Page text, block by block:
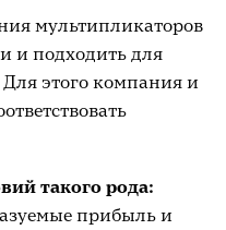
мультипликаторов
и подходить для
этого компания и
такого рода:
прибыль и